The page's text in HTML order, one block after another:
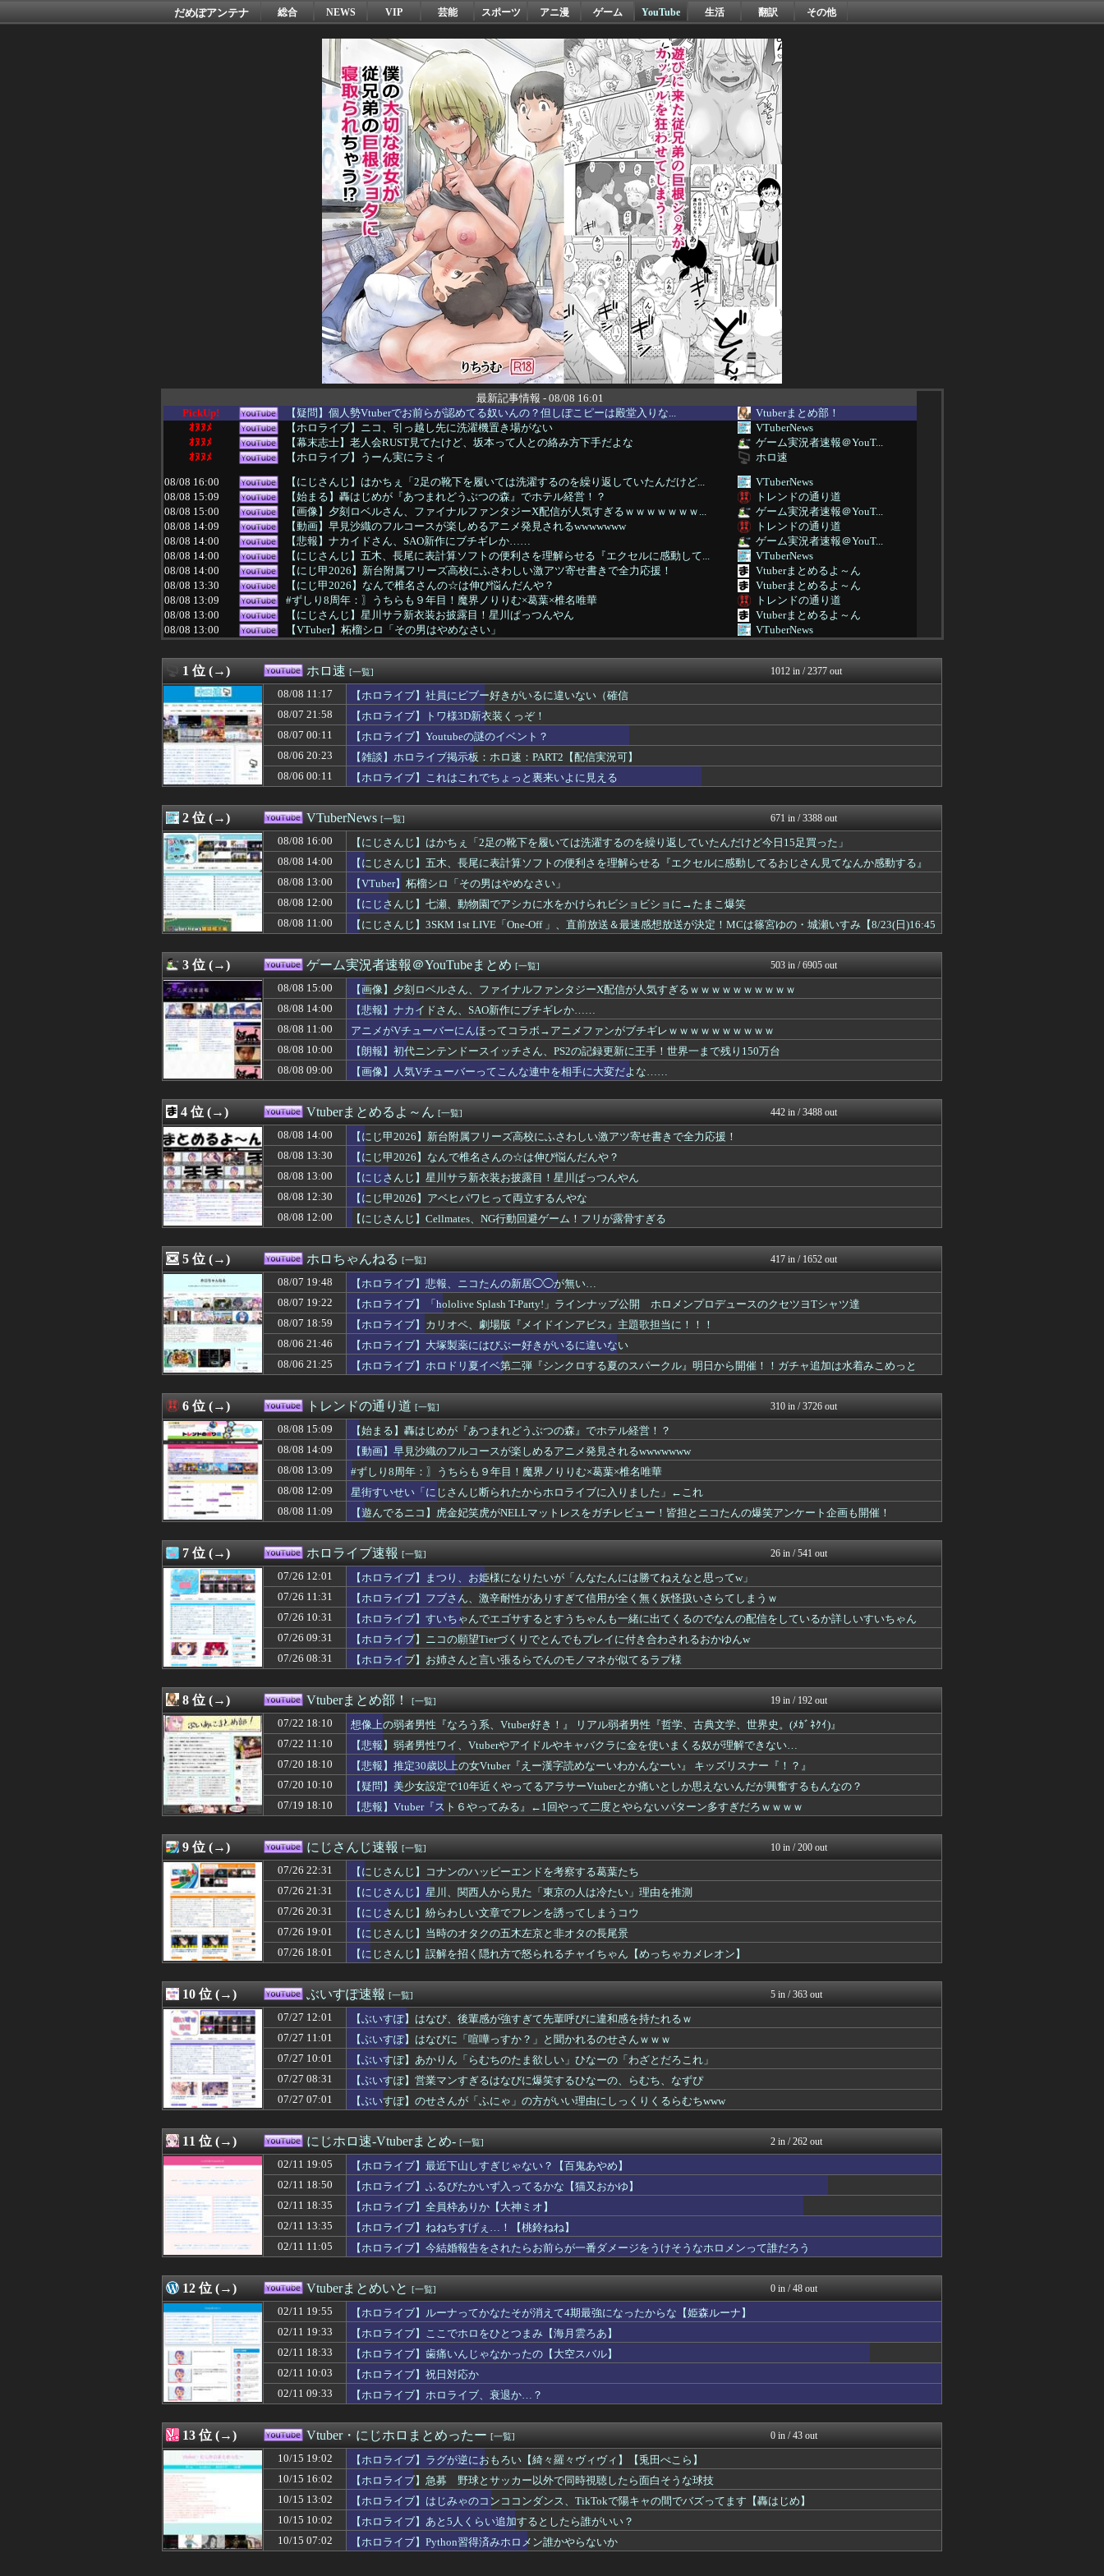
だめぽアンテナ 総合 NEWS VIP 芸能 スポーツ アニ漫 ゲーム YouTube 生活 翻訳 その他
最新記事情報 - 08/08 16:01
PickUp!
【疑問】個人勢Vtuberでお前らが認めてる奴いんの？但しぽこピーは殿堂入りな...
Vtuberまとめ部！
ｵﾇﾇﾒ
【ホロライブ】ニコ、引っ越し先に洗濯機置き場がない
VTuberNews
ｵﾇﾇﾒ
【幕末志士】老人会RUST見てたけど、坂本って人との絡み方下手だよな
ゲーム実況者速報＠YouT...
ｵﾇﾇﾒ
【ホロライブ】うーん実にラミィ
ホロ速
08/08 16:00
【にじさんじ】はかちぇ「2足の靴下を履いては洗濯するのを繰り返していたんだけど...
VTuberNews
08/08 15:09
【始まる】轟はじめが『あつまれどうぶつの森』でホテル経営！？
トレンドの通り道
08/08 15:00
【画像】夕刻ロベルさん、ファイナルファンタジーX配信が人気すぎるｗｗｗｗｗｗｗ...
ゲーム実況者速報＠YouT...
08/08 14:09
【動画】早見沙織のフルコースが楽しめるアニメ発見されるwwwwwww
トレンドの通り道
08/08 14:00
【悲報】ナカイドさん、SAO新作にブチギレか……
ゲーム実況者速報＠YouT...
08/08 14:00
【にじさんじ】五木、長尾に表計算ソフトの便利さを理解らせる『エクセルに感動して...
VTuberNews
08/08 14:00
【にじ甲2026】新台附属フリーズ高校にふさわしい激アツ寄せ書きで全力応援！
Vtuberまとめるよ～ん
08/08 13:30
【にじ甲2026】なんで椎名さんの☆は伸び悩んだんや？
Vtuberまとめるよ～ん
08/08 13:09
#ずしり8周年：〗うちらも９年目！魔界ノりりむ×葛葉×椎名唯華
トレンドの通り道
08/08 13:00
【にじさんじ】星川サラ新衣装お披露目！星川ぱっつんやん
Vtuberまとめるよ～ん
08/08 13:00
【VTuber】柘榴シロ「その男はやめなさい」
VTuberNews
08/08 12:09
星街すいせい「にじさんじ断られたからホロライブに入りました」←これ
トレンドの通り道
08/08 12:00
【にじさんじ】七瀬、動物園でアシカに水をかけられビショビショに→たまこ爆笑
VTuberNews
08/08 12:00
【にじさんじ】Cellmates、NG行動回避ゲーム！フリが露骨すぎる
08/08 11:30
【にじさんじ】水面まどか、野球を知ろう！まどちゃ「投げる方が守備なの？！」
Vtuberまとめるよ～ん
08/08 11:17
【ホロライブ】社員にビブー好きがいるに違いない（確信
08/08 11:09
【遊んでるニコ】虎金妃笑虎がNELLマットレスをガチレビュー！皆担とニコたんの...
08/08 11:00
【にじさんじ】3SKM 1st LIVE「One-Off 」、直前放送＆最速...
VTuberNews
08/08 11:00
アニメがVチューバーにんほってコラボ→アニメファンがブチギレｗｗｗｗｗｗｗｗｗ...
ゲーム実況者速報＠YouT...
08/08 11:00
【にじ甲2026】にじさんじ甲子園2026 大会直前！前日特番！かなり潰し合い...
08/08 10:09
三国志の漫画って誰が描いても必ず人気作品になるの確定してね？
トレンドの通り道
08/08 10:00
【朗報】初代ニンテンドースイッチさん、PS2の記録更新に王手！世界一まで残り1...
ゲーム実況者速報＠YouT...
08/08 09:09
夏だしサバイバル！夕刻ロベルが挑むドキドキの無人島生活と告白シーンの全貌
トレンドの通り道
08/08 09:00
【画像】人気Vチューバーってこんな連中を相手に大変だよな……
ゲーム実況者速報＠YouT...
08/08 09:00
【VTuber】NHK「ぶいあーる！」真夏のホラーSPに月ノ美兎・ましろ爻・市...
VTuberNews
08/08 08:09
【Vtuber】えぺまつり、またしてもぶいすぽ中心で優遇しAPEX最大勢力のに...
08/08 08:00
【悲報】モンハンワイルズさん、サンブレイクに売上を逆転される……
ゲーム実況者速報＠YouT...
08/08 07:00
【VTuber】RK Music、公式サイトをリニューアル！『こうして見るとR...
VTuberNews
08/08 07:00
大手Vグループの決算資料「リスナーから男性および、若年層が減少してきてる」←弱...
ゲーム実況者速報＠YouT...
08/07 22:00
【ホロライブ】ニコ、引っ越し先に洗濯機置き場がない
VTuberNews
08/07 21:58
【ホロライブ】トワ様3D新衣装くっぞ！
ホロ速
08/07 19:48
【ホロライブ】悲報、ニコたんの新居◯◯が無い…
ホロちゃんねる
08/07 19:22
【ホロライブ】「hololive Splash T-Party!」ラインナップ...
ホロちゃんねる
08/07 18:59
【ホロライブ】カリオペ、劇場版『メイドインアビス』主題歌担当に！！！
08/07 00:11
【ホロライブ】Youtubeの謎のイベント？
ホロ速
08/06 21:46
【ホロライブ】大塚製薬にはびぶー好きがいるに違いない
ホロちゃんねる
【ホロライブ】ホロドリ夏イベ第二弾『シンクロする夏のスパークル』明日から開催！...
ホロちゃんねる
【雑談】ホロライブ掲示板：ホロ速：PART2【配信実況可】
08/06 16:10
【ホロライブ】ホロドリ石配布渋くね？
ホロちゃんねる
08/06 15:51
【ホロライブ】ホロドリ早くもイベント第二弾を発表！！本日18時に詳細公開
ホロちゃんねる
08/06 00:11
【ホロライブ】これはこれでちょっと裏来いよに見える
08/05 21:20
【ホロライブ】うーん実にラミィ ホロ速
1 位 (→) ホロ速 [一覧] 1012 in / 2377 out
08/08 11:17
【ホロライブ】社員にビブー好きがいるに違いない（確信
08/07 21:58
【ホロライブ】トワ様3D新衣装くっぞ！
08/07 00:11
【ホロライブ】Youtubeの謎のイベント？
08/06 20:23
【雑談】ホロライブ掲示板：ホロ速：PART2【配信実況可】
08/06 00:11
【ホロライブ】これはこれでちょっと裏来いよに見える
2 位 (→) VTuberNews [一覧] 671 in / 3388 out
08/08 16:00
【にじさんじ】はかちぇ「2足の靴下を履いては洗濯するのを繰り返していたんだけど今日15足買った」
08/08 14:00
【にじさんじ】五木、長尾に表計算ソフトの便利さを理解らせる『エクセルに感動してるおじさん見てなんか感動する』
08/08 13:00
【VTuber】柘榴シロ「その男はやめなさい」
08/08 12:00
【にじさんじ】七瀬、動物園でアシカに水をかけられビショビショに→たまこ爆笑
08/08 11:00
【にじさんじ】3SKM 1st LIVE「One-Off 」、直前放送＆最速感想放送が決定！MCは篠宮ゆの・城瀬いすみ【8/23(日)16:45
3 位 (→) ゲーム実況者速報＠YouTubeまとめ [一覧] 503 in / 6905 out
08/08 15:00
【画像】夕刻ロベルさん、ファイナルファンタジーX配信が人気すぎるｗｗｗｗｗｗｗｗｗｗ
08/08 14:00
【悲報】ナカイドさん、SAO新作にブチギレか……
08/08 11:00
アニメがVチューバーにんほってコラボ→アニメファンがブチギレｗｗｗｗｗｗｗｗｗｗ
08/08 10:00
【朗報】初代ニンテンドースイッチさん、PS2の記録更新に王手！世界一まで残り150万台
08/08 09:00
【画像】人気Vチューバーってこんな連中を相手に大変だよな……
4 位 (→) Vtuberまとめるよ～ん [一覧] 442 in / 3488 out
08/08 14:00
【にじ甲2026】新台附属フリーズ高校にふさわしい激アツ寄せ書きで全力応援！
08/08 13:30
【にじ甲2026】なんで椎名さんの☆は伸び悩んだんや？
08/08 13:00
【にじさんじ】星川サラ新衣装お披露目！星川ぱっつんやん
08/08 12:30
【にじ甲2026】アベヒパワヒって両立するんやな
08/08 12:00
【にじさんじ】Cellmates、NG行動回避ゲーム！フリが露骨すぎる
5 位 (→) ホロちゃんねる [一覧] 417 in / 1652 out
08/07 19:48
【ホロライブ】悲報、ニコたんの新居◯◯が無い…
08/07 19:22
【ホロライブ】「hololive Splash T-Party!」ラインナップ公開 ホロメンプロデュースのクセツヨTシャツ達
08/07 18:59
【ホロライブ】カリオペ、劇場版『メイドインアビス』主題歌担当に！！！
08/06 21:46
【ホロライブ】大塚製薬にはびぶー好きがいるに違いない
08/06 21:25
【ホロライブ】ホロドリ夏イベ第二弾『シンクロする夏のスパークル』明日から開催！！ガチャ追加は水着みこめっと
6 位 (→) トレンドの通り道 [一覧] 310 in / 3726 out
08/08 15:09
【始まる】轟はじめが『あつまれどうぶつの森』でホテル経営！？
08/08 14:09
【動画】早見沙織のフルコースが楽しめるアニメ発見されるwwwwwww
08/08 13:09
#ずしり8周年：〗うちらも９年目！魔界ノりりむ×葛葉×椎名唯華
08/08 12:09
星街すいせい「にじさんじ断られたからホロライブに入りました」←これ
08/08 11:09
【遊んでるニコ】虎金妃笑虎がNELLマットレスをガチレビュー！皆担とニコたんの爆笑アンケート企画も開催！
7 位 (→) ホロライブ速報 [一覧] 26 in / 541 out
07/26 12:01
【ホロライブ】まつり、お姫様になりたいが「んなたんには勝てねえなと思ってw」
07/26 11:31
【ホロライブ】フブさん、激辛耐性がありすぎて信用が全く無く妖怪扱いさらてしまうｗ
07/26 10:31
【ホロライブ】すいちゃんでエゴサするとすうちゃんも一緒に出てくるのでなんの配信をしているか詳しいすいちゃん
07/26 09:31
【ホロライブ】ニコの願望Tierづくりでとんでもプレイに付き合わされるおかゆんw
07/26 08:31
【ホロライブ】お姉さんと言い張るらでんのモノマネが似てるラプ様
8 位 (→) Vtuberまとめ部！ [一覧] 19 in / 192 out
07/22 18:10
想像上の弱者男性『なろう系、Vtuber好き！』 リアル弱者男性『哲学、古典文学、世界史。(ﾒｶﾞﾈｸｲ)』
07/22 11:10
【悲報】弱者男性ワイ、Vtuberやアイドルやキャバクラに金を使いまくる奴が理解できない…
07/20 18:10
【悲報】推定30歳以上の女Vtuber『えー漢字読めなーいわかんなーい』 キッズリスナー『！？』
07/20 10:10
【疑問】美少女設定で10年近くやってるアラサーVtuberとか痛いとしか思えないんだが興奮するもんなの？
07/19 18:10
【悲報】Vtuber『スト６やってみる』←1回やって二度とやらないパターン多すぎだろｗｗｗｗ
9 位 (→) にじさんじ速報 [一覧] 10 in / 200 out
07/26 22:31
【にじさんじ】コナンのハッピーエンドを考察する葛葉たち
07/26 21:31
【にじさんじ】星川、関西人から見た「東京の人は冷たい」理由を推測
07/26 20:31
【にじさんじ】紛らわしい文章でフレンを誘ってしまうコウ
07/26 19:01
【にじさんじ】当時のオタクの五木左京と非オタの長尾景
07/26 18:01
【にじさんじ】誤解を招く隠れ方で怒られるチャイちゃん【めっちゃカメレオン】
10 位 (→) ぶいすぽ速報 [一覧] 5 in / 363 out
07/27 12:01
【ぶいすぽ】はなび、後輩感が強すぎて先輩呼びに違和感を持たれるｗ
07/27 11:01
【ぶいすぽ】はなびに「喧嘩っすか？」と聞かれるのせさんｗｗｗ
07/27 10:01
【ぶいすぽ】あかりん「らむちのたま欲しい」ひなーの「わざとだろこれ」
07/27 08:31
【ぶいすぽ】営業マンすぎるはなびに爆笑するひなーの、らむち、なずぴ
07/27 07:01
【ぶいすぽ】のせさんが「ふにゃ」の方がいい理由にしっくりくるらむちwww
11 位 (→) にじホロ速-Vtuberまとめ- [一覧] 2 in / 262 out
02/11 19:05
【ホロライブ】最近下山しすぎじゃない？【百鬼あやめ】
02/11 18:50
【ホロライブ】ふるびたかいず入ってるかな【猫又おかゆ】
02/11 18:35
【ホロライブ】全員枠ありか【大神ミオ】
02/11 13:35
【ホロライブ】ねねちすげぇ…！【桃鈴ねね】
02/11 11:05
【ホロライブ】今結婚報告をされたらお前らが一番ダメージをうけそうなホロメンって誰だろう
12 位 (→) Vtuberまとめいと [一覧] 0 in / 48 out
02/11 19:55
【ホロライブ】ルーナってかなたそが消えて4期最強になったからな【姫森ルーナ】
02/11 19:33
【ホロライブ】ここでホロをひとつまみ【海月雲ろあ】
02/11 18:33
【ホロライブ】歯痛いんじゃなかったの【大空スバル】
02/11 10:03
【ホロライブ】祝日対応か
02/11 09:33
【ホロライブ】ホロライブ、衰退か…？
13 位 (→) Vtuber・にじホロまとめったー [一覧] 0 in / 43 out
10/15 19:02
【ホロライブ】ラグが逆におもろい【綺々羅々ヴィヴィ】【兎田ぺこら】
10/15 16:02
【ホロライブ】急募 野球とサッカー以外で同時視聴したら面白そうな球技
10/15 13:02
【ホロライブ】はじみゃのコンココンダンス、TikTokで陽キャの間でバズってます【轟はじめ】
10/15 10:02
【ホロライブ】あと5人くらい追加するとしたら誰がいい？
10/15 07:02
【ホロライブ】Python習得済みホロメン誰かやらないか